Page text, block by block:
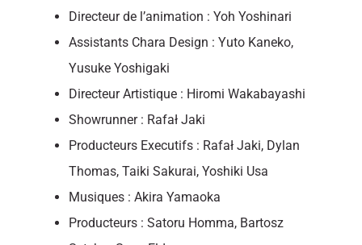
Directeur de l’animation : Yoh Yoshinari
Assistants Chara Design : Yuto Kaneko,
Yusuke Yoshigaki
Directeur Artistique : Hiromi Wakabayashi
Showrunner : Rafał Jaki
Producteurs Executifs : Rafał Jaki, Dylan
Thomas, Taiki Sakurai, Yoshiki Usa
Musiques : Akira Yamaoka
Producteurs : Satoru Homma, Bartosz